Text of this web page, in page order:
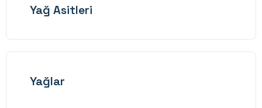
Yağ Asitleri
Yağlar